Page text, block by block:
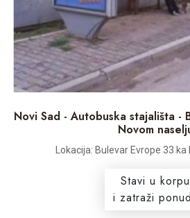
Novi Sad - Autobuska stajališta -
Novom
Lokacija: Bulevar Evrope 33 ka
Stavi u korpu
i zatraži